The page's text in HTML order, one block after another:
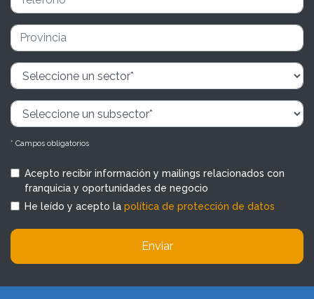
* Campos obligatorios
Acepto recibir información y mailings relacionados con
franquicia y oportunidades de negocio
He leído y acepto la política de protección de datos
Enviar